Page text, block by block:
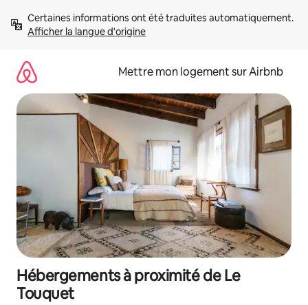
directement
Afficher la langue d'origine
Mettre mon logement sur Airbnb
Hébergements à proximité de Le
Touquet